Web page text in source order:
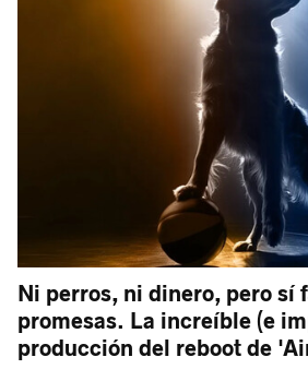
Ni perros, ni dinero, pero sí
promesas. La increíble (e
producción del reboot de